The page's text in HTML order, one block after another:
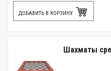
ДОБАВИТЬ В КОРЗИНУ
Шахматы